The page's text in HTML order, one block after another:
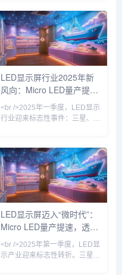
规模已突破1500亿元人民币，
同比增长18.6%，其中小间距及
Micro LED产品增速高达45%，
成为拉动市场增长的核心引擎。
在政策端，“新基建”与“百城千
屏”项目持续落地，户外超高清
显示需求激增；在技术端，
Mini/Micro LED芯片制造工艺良
LED显示屏行业2025年新
风向：Micro LED量产提
速，透明屏引爆户外广告革
命
<br />2025年一季度，LED显示
行业迎来标志性事件：三星、
95%，成本较两年前下降
60%。这意味着曾被视作“下一
代显示技术”的Micro LED，正式
从实验室走向规模化商用。与传
统的LCD和OLED相比，Micro
LED在亮度、响应速度和寿命上
具有压倒性优势，尤其适合户外
强光环境下的超高清显示。业内
LED显示屏迈入“微时代”：
Micro LED量产提速，透明
屏与虚拟拍摄引爆新场景
<br />2025年第一季度，LED显
示产业迎来标志性转折。三星、